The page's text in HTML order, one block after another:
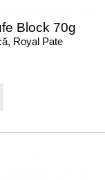
Block 70g
Royal Pate